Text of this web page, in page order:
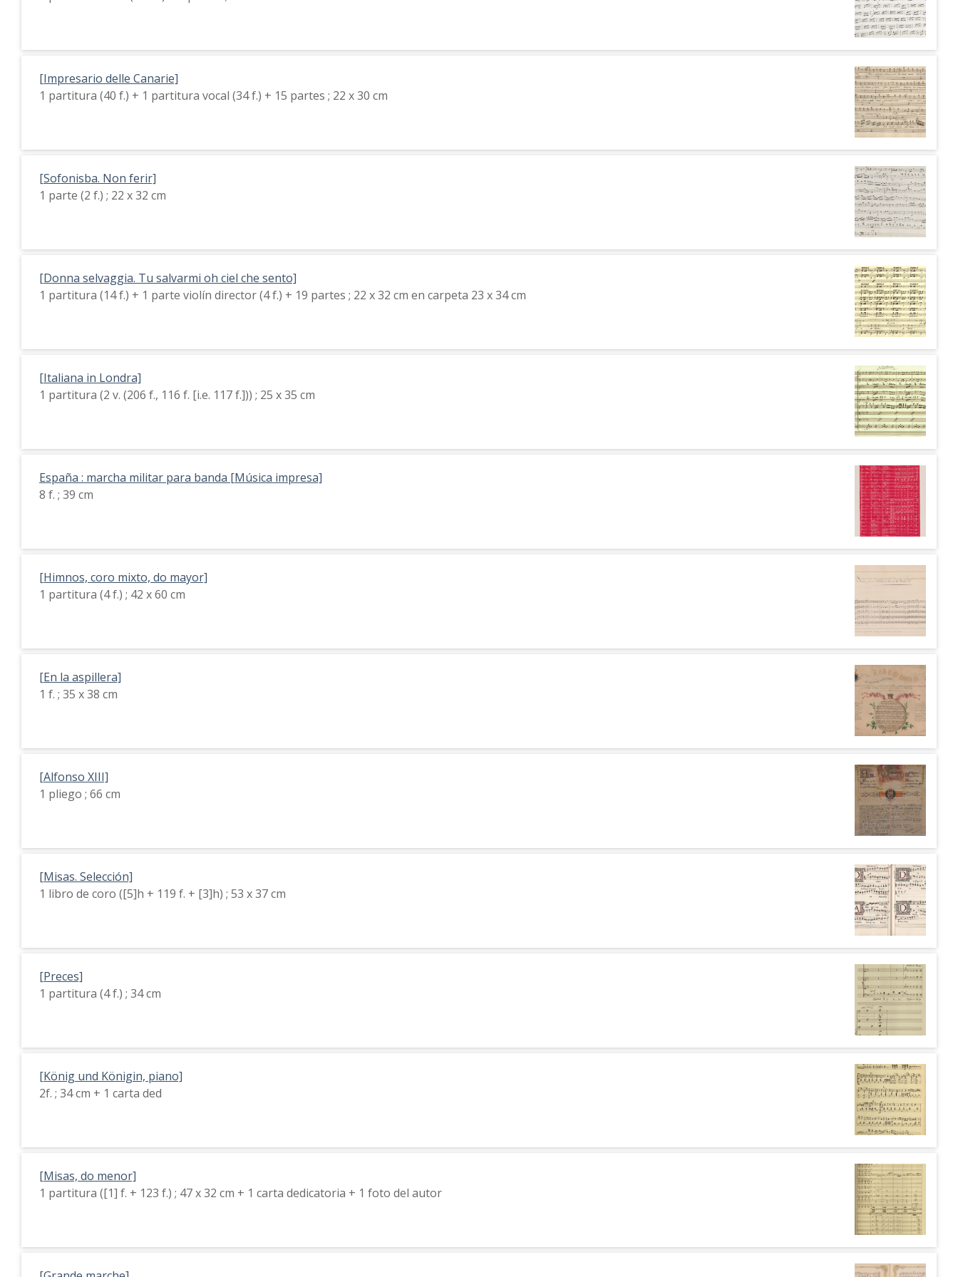
[Impresario delle Canarie]
1 partitura (40 f.) + 1 partitura vocal (34 f.) + 15 partes ; 22 x 30 cm
[Sofonisba. Non ferir]
1 parte (2 f.) ; 22 x 32 cm
[Donna selvaggia. Tu salvarmi oh ciel che sento]
1 partitura (14 f.) + 1 parte violín director (4 f.) + 19 partes ; 22 x 32 cm en carpeta 23 x 34 cm
[Italiana in Londra]
1 partitura (2 v. (206 f., 116 f. [i.e. 117 f.])) ; 25 x 35 cm
España : marcha militar para banda [Música impresa]
8 f. ; 39 cm
[Himnos, coro mixto, do mayor]
1 partitura (4 f.) ; 42 x 60 cm
[En la aspillera]
1 f. ; 35 x 38 cm
[Alfonso XIII]
1 pliego ; 66 cm
[Misas. Selección]
1 libro de coro ([5]h + 119 f. + [3]h) ; 53 x 37 cm
[Preces]
1 partitura (4 f.) ; 34 cm
[König und Königin, piano]
2f. ; 34 cm + 1 carta ded
[Misas, do menor]
1 partitura ([1] f. + 123 f.) ; 47 x 32 cm + 1 carta dedicatoria + 1 foto del autor